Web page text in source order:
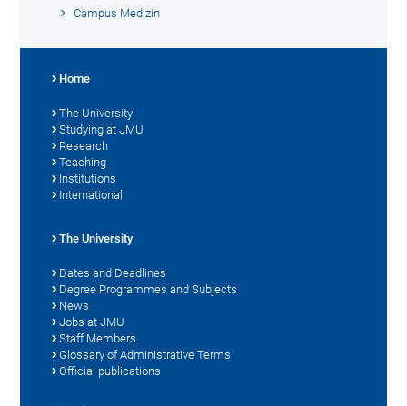
Campus Medizin
Home
The University
Studying at JMU
Research
Teaching
Institutions
International
The University
Dates and Deadlines
Degree Programmes and Subjects
News
Jobs at JMU
Staff Members
Glossary of Administrative Terms
Official publications